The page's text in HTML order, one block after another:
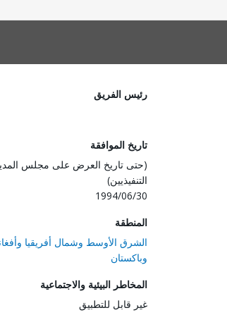
رئيس الفريق
تاريخ الموافقة
(حتى تاريخ العرض على مجلس
التنفيذيين)
1994/06/30
المنطقة
الشرق الأوسط وشمال أفريقيا
وباكستان
المخاطر البيئية والاجتماعية
غير قابل للتطبيق